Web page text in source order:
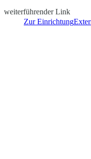
weiterführender Link
Zur Einrichtung